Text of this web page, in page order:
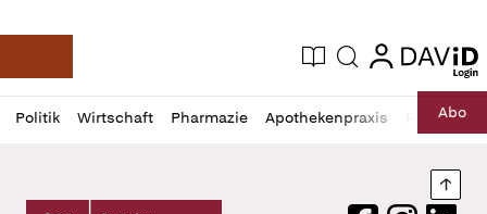
Deutsche Apotheker Zeitung
Aktuelle Ausgabe
Suche login
login
Politik Wirtschaft Pharmazie Apothekenpraxis RechtAbo
Profil
öffnen
Daz
Pur